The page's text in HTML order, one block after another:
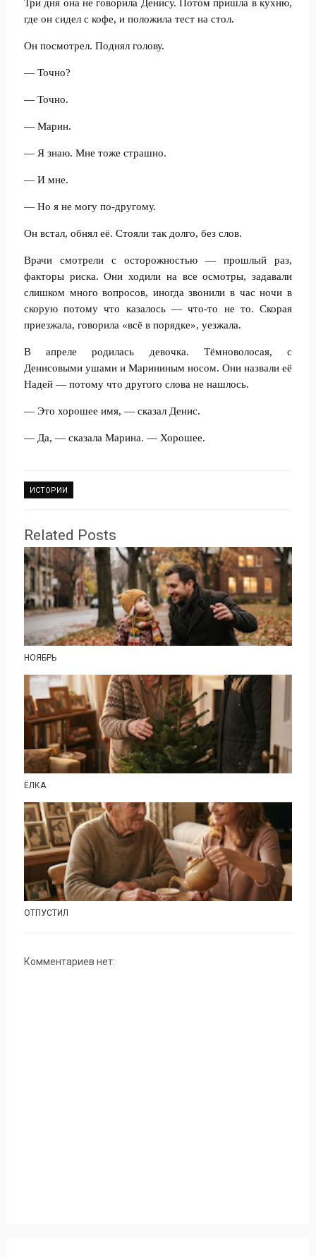
Три дня она не говорила Денису. Потом пришла в кухню,
где он сидел с кофе, и положила тест на стол.
Он посмотрел. Поднял голову.
— Точно?
— Точно.
— Марин.
— Я знаю. Мне тоже страшно.
— И мне.
— Но я не могу по-другому.
Он встал, обнял её. Стояли так долго, без слов.
Врачи смотрели с осторожностью — прошлый раз,
факторы риска. Они ходили на все осмотры, задавали
слишком много вопросов, иногда звонили в час ночи в
скорую потому что казалось — что-то не то. Скорая
приезжала, говорила «всё в порядке», уезжала.
В апреле родилась девочка. Тёмноволосая, с
Денисовыми ушами и Марининым носом. Они назвали её
Надей — потому что другого слова не нашлось.
— Это хорошее имя, — сказал Денис.
— Да, — сказала Марина. — Хорошее.
ИСТОРИИ
Related Posts
НОЯБРЬ
ЁЛКА
ОТПУСТИЛ
Комментариев нет: